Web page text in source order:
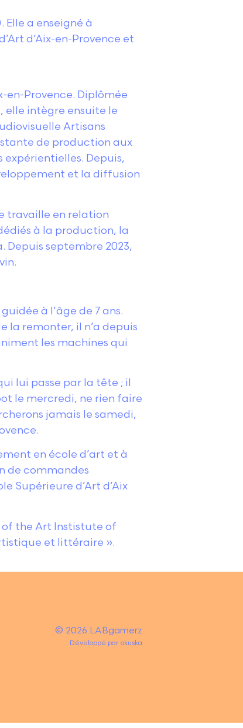
Elle a enseigné à
d’Aix-en-Provence et
Provence. Diplômée
elle intègre ensuite le
Artisans
de production aux
Depuis,
et la diffusion
travaille en relation
à la production, la
septembre 2023,
à l’âge de 7 ans.
la remonter, il n’a depuis
les machines qui
lui passe par la tête ; il
le mercredi, ne rien faire
jamais le samedi,
en école d’art et à
de commandes
Supérieure d’Art d’Aix
of the Art Instistute of
et littéraire ».
© 2026 LABgamerz
Développé par okuska